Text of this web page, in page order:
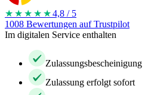
★★★★ ★4,8 / 5
1008 Bewertungen auf Trustpilot
Im digitalen Service enthalten
Zulassungsbescheinigung
Zulassung erfolgt sofort